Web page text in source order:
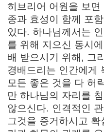
히브리어 어원을 보
종과 효성이 함께 포
있다. 하나님께서는
를 위해 지으신 동시
배 받으시기 위해, 그
경배드리는 인간에게
모든 좋은 것을 다 허
만 하나님의 자리를
않으신다. 인격적인
그것을 증거하시고